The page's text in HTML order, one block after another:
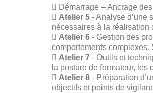
 Démarrage – Ancrage
 Atelier 5 - Analyse d’une
nécessaires à la réalisation
 Atelier 6 - Gestion des
comportements
 Atelier 7 - Outils et
la posture de formateur,
 Atelier 8 - Préparation
objectifs et points de